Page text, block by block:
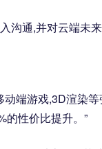
沟通,并对云端未
端游戏,3D渲染等
的性价比提升。”